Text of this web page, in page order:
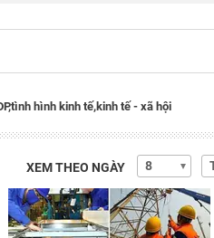
tình hình kinh tế,kinh tế - xã hội
XEM THEO NGÀY